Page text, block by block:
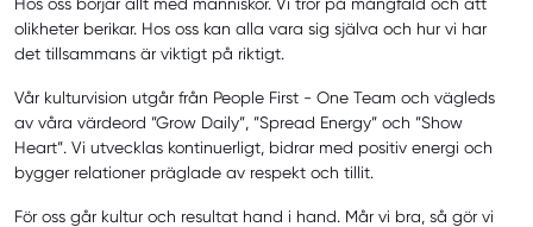
olikheter berikar. Hos oss kan alla vara sig själva och hur vi har
det tillsammans är viktigt på riktigt.
Vår kulturvision utgår från People First - One Team och vägleds
av våra värdeord ”Grow Daily”, ”Spread Energy” och ”Show
Heart”. Vi utvecklas kontinuerligt, bidrar med positiv energi och
bygger relationer präglade av respekt och tillit.
För oss går kultur och resultat hand i hand. Mår vi bra, så gör vi